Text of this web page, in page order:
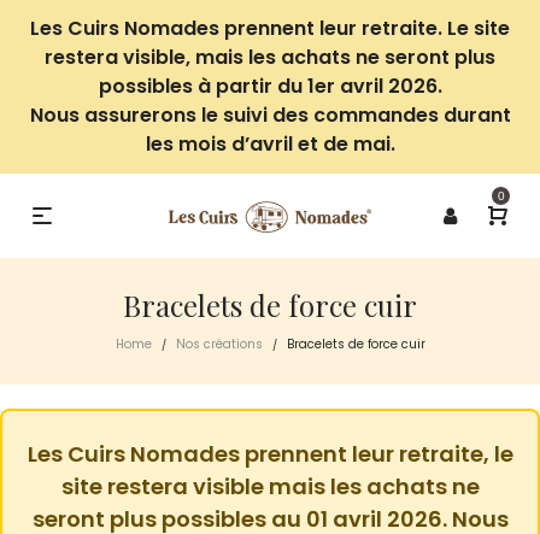
Les Cuirs Nomades prennent leur retraite. Le site
restera visible, mais les achats ne seront plus
possibles à partir du 1er avril 2026.
Nous assurerons le suivi des commandes durant
les mois d’avril et de mai.
0
Bracelets de force cuir
Home / Nos créations / Bracelets de force cuir
Les Cuirs Nomades prennent leur retraite, le
site restera visible mais les achats ne
seront plus possibles au 01 avril 2026. Nous